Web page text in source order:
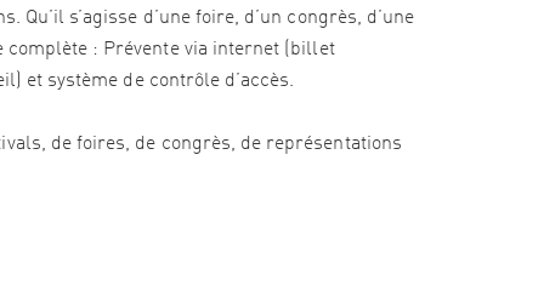
s’agisse d’une foire, d’un congrès, d’une
complète : Prévente via internet (billet
et système de contrôle d’accès.
de foires, de congrès, de représentations